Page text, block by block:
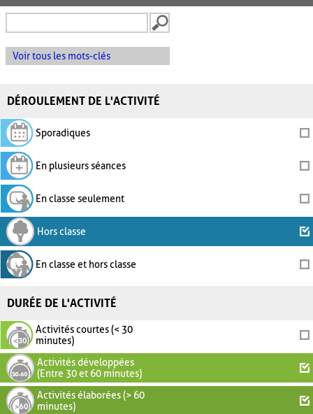
Voir tous les mots-clés
DÉROULEMENT DE L'ACTIVITÉ
Sporadiques
En plusieurs séances
En classe seulement
Hors classe
En classe et hors classe
DURÉE DE L'ACTIVITÉ
Activités courtes (< 30
minutes)
Activités développées
(Entre 30 et 60 minutes)
Activités élaborées (> 60
minutes)